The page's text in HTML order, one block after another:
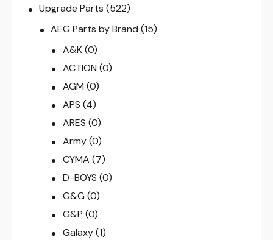
Upgrade Parts (522)
AEG Parts by Brand (15)
A&K (0)
ACTION (0)
AGM (0)
APS (4)
ARES (0)
Army (0)
CYMA (7)
D-BOYS (0)
G&G (0)
G&P (0)
Galaxy (1)